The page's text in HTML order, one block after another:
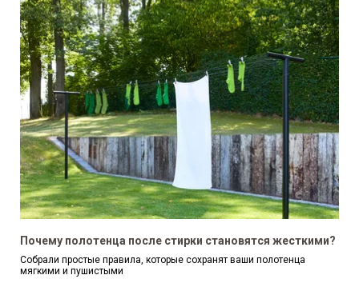
Почему полотенца после стирки становятся жесткими?
Собрали простые правила, которые сохранят ваши полотенца
мягкими и пушистыми